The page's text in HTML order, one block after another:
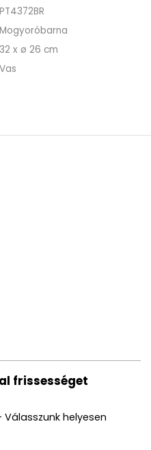
PT4372BR
Mogyoróbarna
32 x ø 26 cm
Vas
frissességet
helyesen